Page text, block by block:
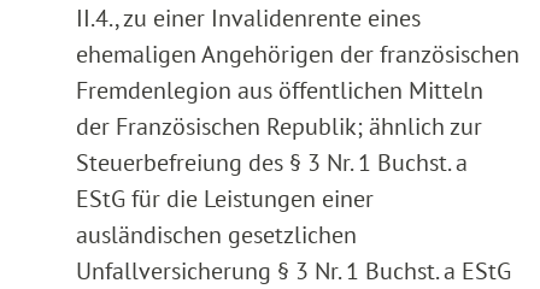
II.4., zu einer Invalidenrente eines
ehemaligen Angehörigen der französischen
Fremdenlegion aus öffentlichen Mitteln
der Französischen Republik; ähnlich zur
Steuerbefreiung des § 3 Nr. 1 Buchst. a
EStG für die Leistungen einer
ausländischen gesetzlichen
Unfallversicherung § 3 Nr. 1 Buchst. a EStG